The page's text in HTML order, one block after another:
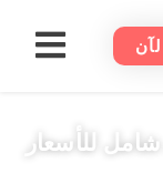
للأسعار